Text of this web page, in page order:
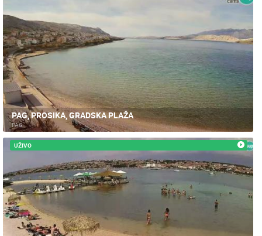
PAG, PROSIKA, GRADSKA PLAŽA
PAG
UŽIVO